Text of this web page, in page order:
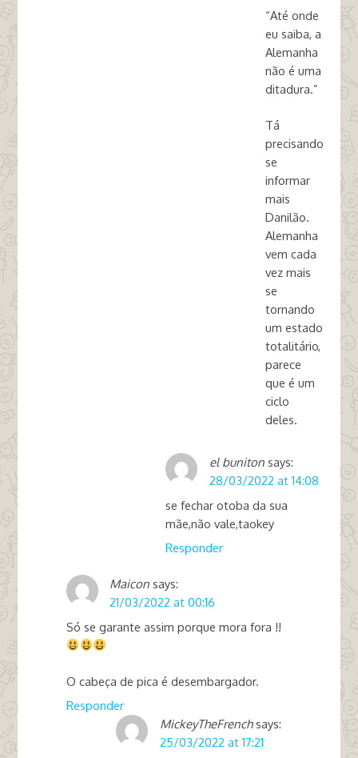
“Até onde
eu saiba, a
Alemanha
não é uma
ditadura.”
Tá
precisando
se
informar
mais
Danilão.
Alemanha
vem cada
vez mais
se
tornando
um estado
totalitário,
parece
que é um
ciclo
deles.
el buniton says:
28/03/2022 at 14:08
se fechar otoba da sua
mãe,não vale,taokey
Responder
Maicon says:
21/03/2022 at 00:16
Só se garante assim porque mora fora !!
O cabeça de pica é desembargador.
Responder
MickeyTheFrench says:
25/03/2022 at 17:21